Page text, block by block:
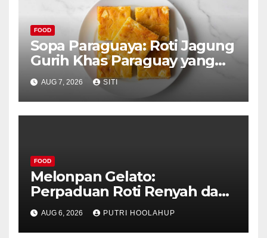
FOOD
Sopa Paraguaya: Roti Jagung
Gurih Khas Paraguay yang
Unik
AUG 7, 2026 SITI
FOOD
Melonpan Gelato:
Perpaduan Roti Renyah dan
Es Krim Lembut yang
Menggoda
AUG 6, 2026 PUTRI HOOLAHUP